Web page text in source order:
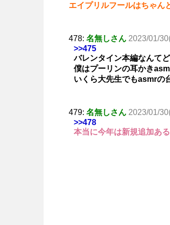
エイプリルフールはちゃん
478: 名無しさん 2023/01/
>>475
バレンタイン本編なんて
僕はプーリンの耳かき
いくら大先生でもasmrの
479: 名無しさん 2023/01/
>>478
本当に今年は新規追加あ